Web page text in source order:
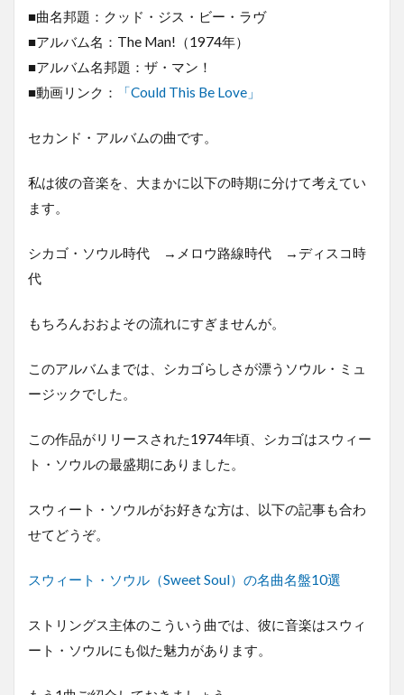
■曲名邦題：クッド・ジス・ビー・ラヴ
■アルバム名：The Man!（1974年）
■アルバム名邦題：ザ・マン！
■動画リンク：
「Could This Be Love」
セカンド・アルバムの曲です。
私は彼の音楽を、大まかに以下の時期に分けて考えてい
ます。
シカゴ・ソウル時代 →メロウ路線時代 →ディスコ時
代
もちろんおおよその流れにすぎませんが。
このアルバムまでは、シカゴらしさが漂うソウル・ミュ
ージックでした。
この作品がリリースされた1974年頃、シカゴはスウィー
ト・ソウルの最盛期にありました。
スウィート・ソウルがお好きな方は、以下の記事も合わ
せてどうぞ。
スウィート・ソウル（Sweet Soul）の名曲名盤10選
ストリングス主体のこういう曲では、彼に音楽はスウィ
ート・ソウルにも似た魅力があります。